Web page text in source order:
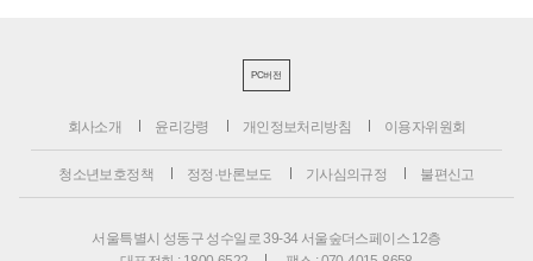
PC버전
회사소개 윤리강령 개인정보처리방침 이용자위원회
청소년보호정책 정정·반론보도 기사심의규정 불편신고
서울특별시 성동구 성수일로 39-34 서울숲더스페이스 12층